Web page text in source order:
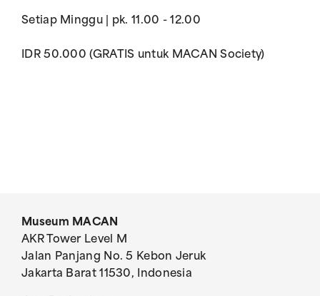
Setiap Minggu | pk. 11.00 - 12.00
IDR 50.000 (GRATIS untuk MACAN Society)
Museum MACAN
AKR Tower Level M
Jalan Panjang No. 5 Kebon Jeruk
Jakarta Barat 11530, Indonesia